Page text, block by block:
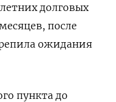
долговых
после
ожидания
пункта ​до